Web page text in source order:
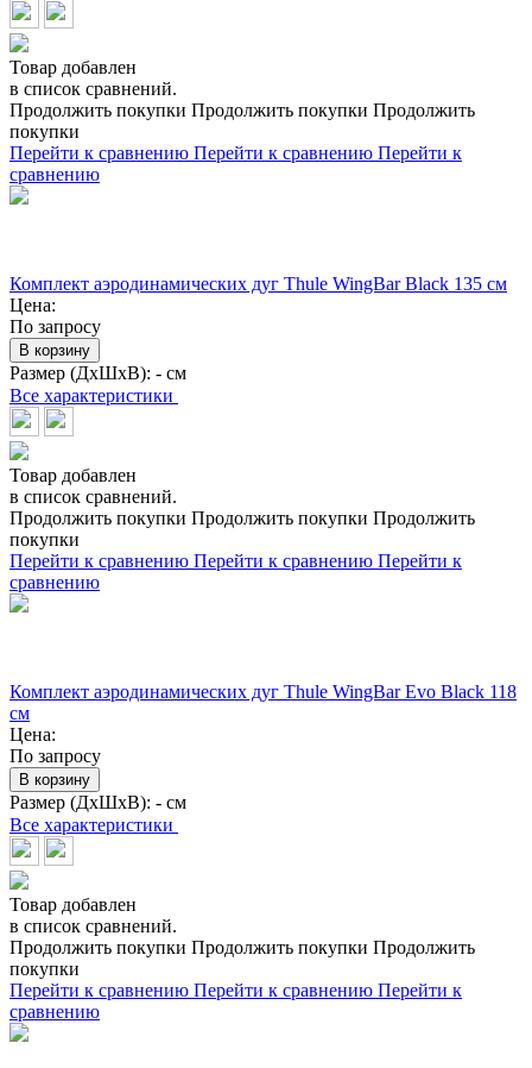
Товар добавлен
в список сравнений.
Продолжить покупки Продолжить покупки Продолжить
покупки
Перейти к сравнению Перейти к сравнению Перейти к
сравнению
Комплект аэродинамических дуг Thule WingBar Black 135 см
Цена:
По запросу
В корзину
Размер (ДхШхВ): - см
Все характеристики
Товар добавлен
в список сравнений.
Продолжить покупки Продолжить покупки Продолжить
покупки
Перейти к сравнению Перейти к сравнению Перейти к
сравнению
Комплект аэродинамических дуг Thule WingBar Evo Black 118
см
Цена:
По запросу
В корзину
Размер (ДхШхВ): - см
Все характеристики
Товар добавлен
в список сравнений.
Продолжить покупки Продолжить покупки Продолжить
покупки
Перейти к сравнению Перейти к сравнению Перейти к
сравнению